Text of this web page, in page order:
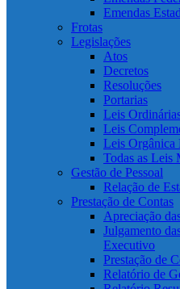
Emendas
Frotas
Legislações
Atos
Decretos
Resoluções
Portarias
Leis
Leis
Leis Orgânica
Todas as Leis
Gestão de Pessoal
Relação de
Prestação de Contas
Apreciação
Julgamento
Executivo
Prestação de
Relatório de